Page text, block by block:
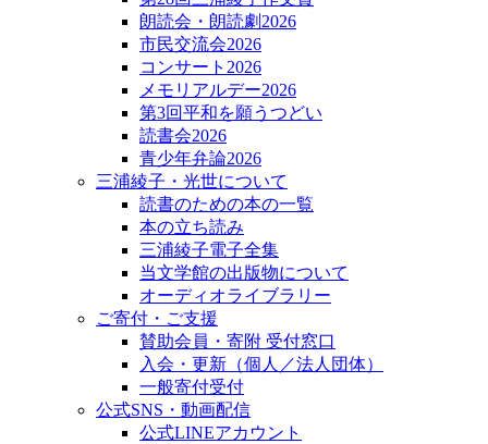
朗読会・朗読劇2026
市民交流会2026
コンサート2026
メモリアルデー2026
第3回平和を願うつどい
読書会2026
青少年弁論2026
三浦綾子・光世について
読書のための本の一覧
本の立ち読み
三浦綾子電子全集
当文学館の出版物について
オーディオライブラリー
ご寄付・ご支援
賛助会員・寄附 受付窓口
入会・更新（個人／法人団体）
一般寄付受付
公式SNS・動画配信
公式LINEアカウント